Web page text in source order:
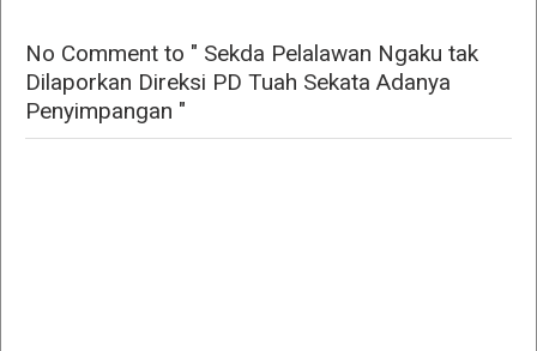
No Comment to " Sekda Pelalawan Ngaku tak
Dilaporkan Direksi PD Tuah Sekata Adanya
Penyimpangan "